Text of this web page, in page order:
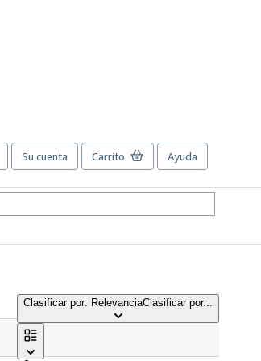
Su cuenta Carrito Ayuda
Clasificar por: RelevanciaClasificar por...